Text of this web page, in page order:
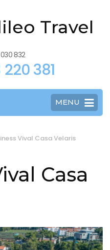
Travel
832
381
MENU
Vival Casa Velaris
Casa